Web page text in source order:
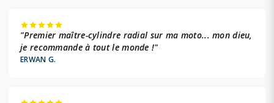
"Premier maître-cylindre radial sur ma moto... mon dieu,
je recommande à tout le monde !"
ERWAN G.